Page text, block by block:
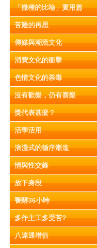
「撒種的比喻」實用篇
苦難的再思
傳媒與潮流文化
消費文化的衝擊
色情文化的荼毒
沒有歡樂，仍有喜樂
獎代表甚麼？
活學活用
浪漫式的循序漸進
情與性交鋒
放下身段
警醒36小時
多作主工多受苦?
八達通增值